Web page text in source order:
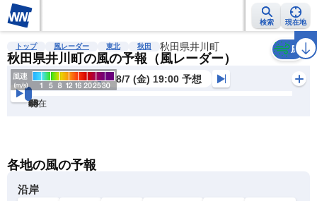
検索 現在地
雨雲レーダー 台風情報 地震情報 警報・注意報 2週間天気 ラ
トップ 風レーダー 東北 秋田 秋田県井川町
秋田県井川町の風の予報（風レーダー）
風
8/7 (金) 19:00 予想
現在
6h
12
24
36
48
60
72
各地の風の予報
沿岸